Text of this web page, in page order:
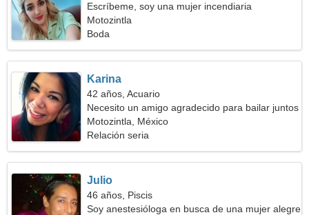
Escríbeme, soy una mujer incendiaria
Motozintla
Boda
Karina
42 años, Acuario
Necesito un amigo agradecido para bailar juntos
Motozintla, México
Relación seria
Julio
46 años, Piscis
Soy anestesióloga en busca de una mujer alegre